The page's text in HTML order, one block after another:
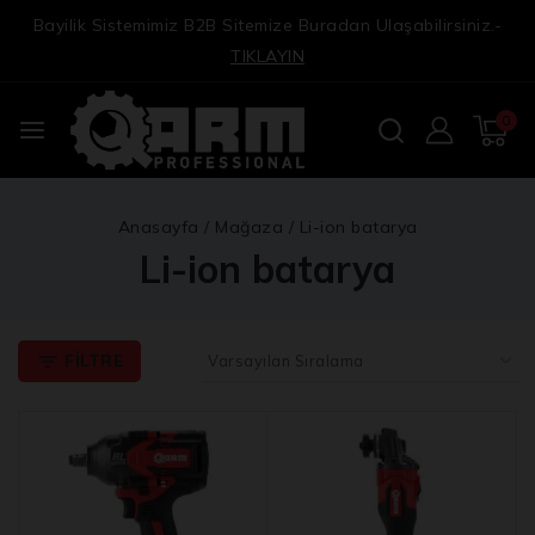
Bayilik Sistemimiz B2B Sitemize Buradan Ulaşabilirsiniz.-
TIKLAYIN
0
Anasayfa / Mağaza / Li-ion batarya
Li-ion batarya
FILTRE